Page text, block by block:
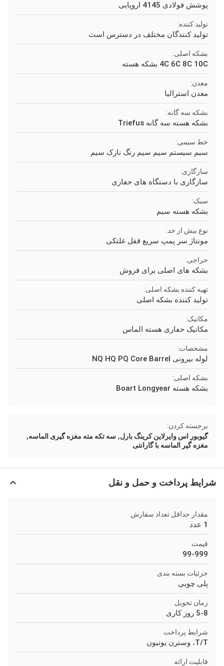
پوشش فولادی 4145 اروپایی
تولید کننده:
تولید کنندگان مختلف در دسترس است
بشکه اصلی:
4C 6C 8C 10C بشکه هسته
معدن:
معدن استرالیا
بشکه سه گانه:
بشکه هسته سه گانه Triefus
خط سیمی:
سیم سیستم سیم سیم رنگ نازک سیم
سازگاری:
سازگاری با دستگاه های حفاری
سبک:
بشکه هسته سیم
نوع بیش از حد:
مونتاژ سر پمپ سریع قفل غلتکی
حراجی:
بشکه های اصلی برای فروش
تهیه کننده بشکه اصلی:
تولید کننده بشکه اصلی
مکانیک:
مکانیک حفاری هسته الماس
مشخصات:
لوله بیرونی NQ HQ PQ Core Barrel
بشکه اصلی:
بشکه هسته Boart Longyear
برجسته کردن:
گیوبور اس وایرلاین کرینگ بارل, سه تکه مته مغزه گیری الماسه,
مغزه گیر الماسه با گارانتی
شرایط پرداخت و حمل و نقل
مقدار حداقل تعداد سفارش
1 عدد
قیمت
99-999
جزئیات بسته بندی
پلی چوبی
زمان تحویل
5-8 روز کاری
شرایط پرداخت
T/T، وسترن یونیون
قابلیت ارائه